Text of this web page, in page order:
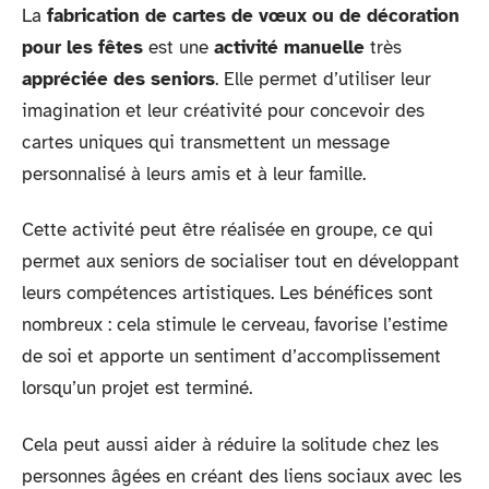
La fabrication de cartes de vœux ou de décoration
pour les fêtes est une activité manuelle très
appréciée des seniors. Elle permet d’utiliser leur
imagination et leur créativité pour concevoir des
cartes uniques qui transmettent un message
personnalisé à leurs amis et à leur famille.
Cette activité peut être réalisée en groupe, ce qui
permet aux seniors de socialiser tout en développant
leurs compétences artistiques. Les bénéfices sont
nombreux : cela stimule le cerveau, favorise l’estime
de soi et apporte un sentiment d’accomplissement
lorsqu’un projet est terminé.
Cela peut aussi aider à réduire la solitude chez les
personnes âgées en créant des liens sociaux avec les